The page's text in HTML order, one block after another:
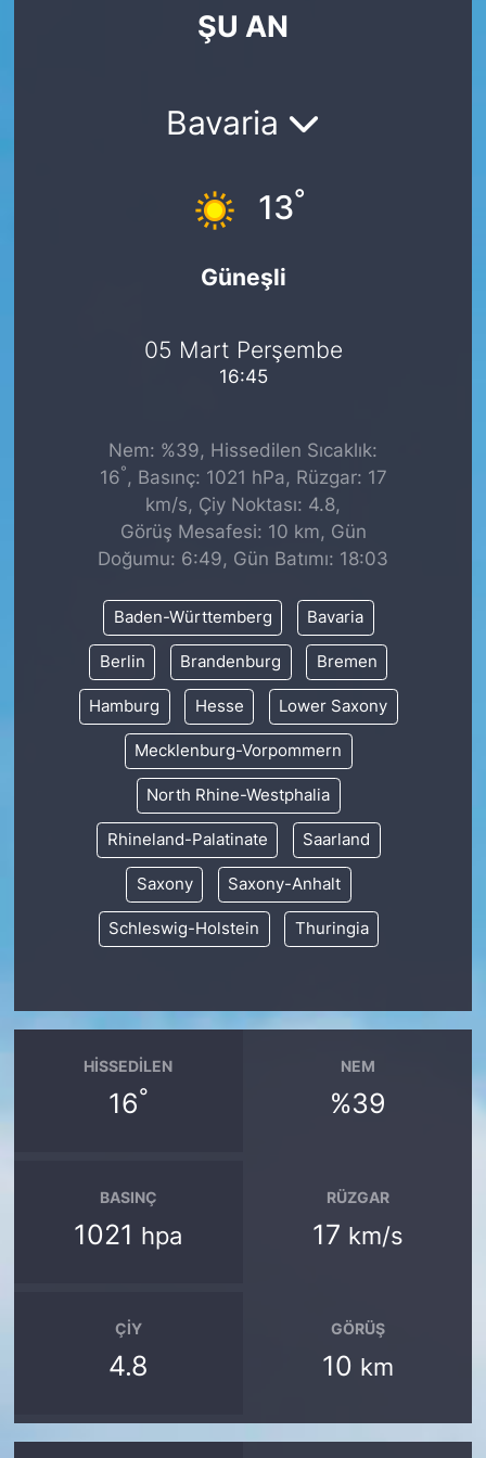
ŞU AN
Bavaria
13°
Güneşli
05 Mart Perşembe
16:45
Nem: %39, Hissedilen Sıcaklık:
16° , Basınç: 1021 hPa, Rüzgar: 17
km/s, Çiy Noktası: 4.8,
Görüş Mesafesi: 10 km, Gün
Doğumu: 6:49, Gün Batımı: 18:03
Baden-Württemberg Bavaria
Berlin Brandenburg Bremen
Hamburg Hesse Lower Saxony
Mecklenburg-Vorpommern
North Rhine-Westphalia
Rhineland-Palatinate Saarland
Saxony Saxony-Anhalt
Schleswig-Holstein Thuringia
HISSEDILEN
16°
NEM
%39
BASINÇ
1021 hpa
RÜZGAR
17 km/s
ÇIY
4.8
GÖRÜŞ
10 km